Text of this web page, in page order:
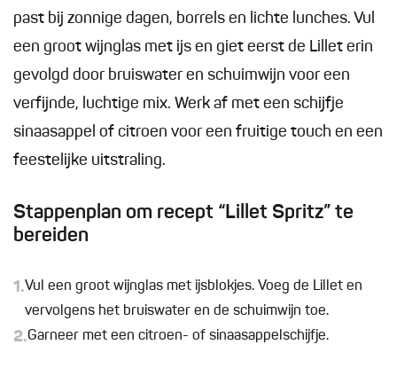
past bij zonnige dagen, borrels en lichte lunches. Vul
een groot wijnglas met ijs en giet eerst de Lillet erin
gevolgd door bruiswater en schuimwijn voor een
verfijnde, luchtige mix. Werk af met een schijfje
sinaasappel of citroen voor een fruitige touch en een
feestelijke uitstraling.
Stappenplan om recept “Lillet Spritz” te
bereiden
1.Vul een groot wijnglas met ijsblokjes. Voeg de Lillet en
vervolgens het bruiswater en de schuimwijn toe.
2.Garneer met een citroen- of sinaasappelschijfje.